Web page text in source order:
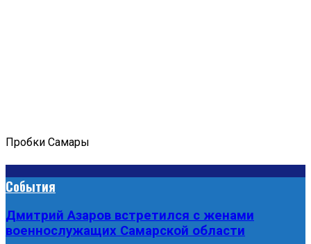
Пробки Самары
События
Дмитрий Азаров встретился с женами
военнослужащих Самарской области